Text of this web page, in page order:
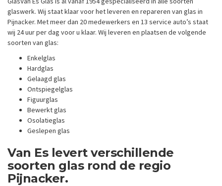
glaswerk. Wij staat klaar voor het leveren en repareren van glas in
Pijnacker. Met meer dan 20 medewerkers en 13 service auto’s staat
wij 24 uur per dag voor u klaar. Wij leveren en plaatsen de volgende
soorten van glas:
Enkelglas
Hardglas
Gelaagd glas
Ontspiegelglas
Figuurglas
Bewerkt glas
Osolatieglas
Geslepen glas
Van Es levert verschillende
soorten glas rond de regio
Pijnacker.